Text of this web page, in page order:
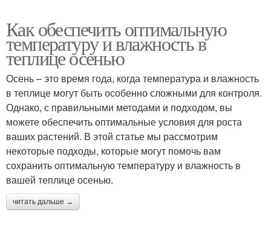
Как обеспечить оптимальную
температуру и влажность в
теплице осенью
Осень – это время года, когда температура и влажность
в теплице могут быть особенно сложными для контроля.
Однако, с правильными методами и подходом, вы
можете обеспечить оптимальные условия для роста
ваших растений. В этой статье мы рассмотрим
некоторые подходы, которые могут помочь вам
сохранить оптимальную температуру и влажность в
вашей теплице осенью.
читать дальше →